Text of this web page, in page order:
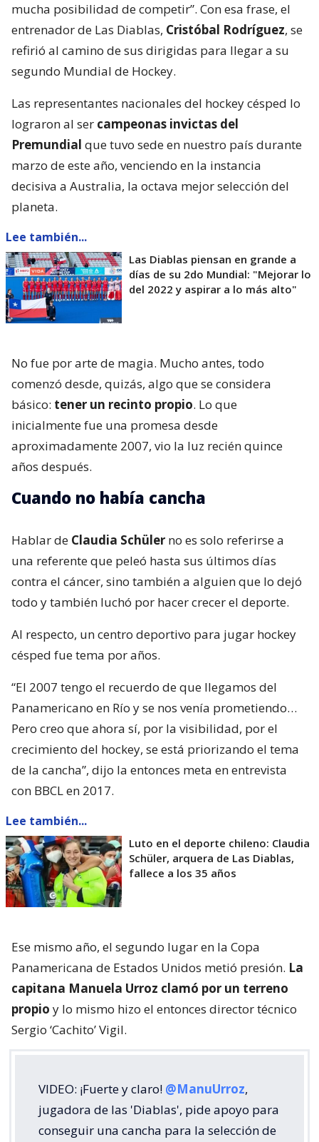
mucha posibilidad de competir”. Con esa frase, el
entrenador de Las Diablas, Cristóbal Rodríguez, se
refirió al camino de sus dirigidas para llegar a su
segundo Mundial de Hockey.
Las representantes nacionales del hockey césped lo
lograron al ser campeonas invictas del
Premundial que tuvo sede en nuestro país durante
marzo de este año, venciendo en la instancia
decisiva a Australia, la octava mejor selección del
planeta.
Lee también...
Las Diablas piensan en grande a
días de su 2do Mundial: "Mejorar lo
del 2022 y aspirar a lo más alto"
No fue por arte de magia. Mucho antes, todo
comenzó desde, quizás, algo que se considera
básico: tener un recinto propio. Lo que
inicialmente fue una promesa desde
aproximadamente 2007, vio la luz recién quince
años después.
Cuando no había cancha
Hablar de Claudia Schüler no es solo referirse a
una referente que peleó hasta sus últimos días
contra el cáncer, sino también a alguien que lo dejó
todo y también luchó por hacer crecer el deporte.
Al respecto, un centro deportivo para jugar hockey
césped fue tema por años.
“El 2007 tengo el recuerdo de que llegamos del
Panamericano en Río y se nos venía prometiendo…
Pero creo que ahora sí, por la visibilidad, por el
crecimiento del hockey, se está priorizando el tema
de la cancha”, dijo la entonces meta en entrevista
con BBCL en 2017.
Lee también...
Luto en el deporte chileno: Claudia
Schüler, arquera de Las Diablas,
fallece a los 35 años
Ese mismo año, el segundo lugar en la Copa
Panamericana de Estados Unidos metió presión. La
capitana Manuela Urroz clamó por un terreno
propio y lo mismo hizo el entonces director técnico
Sergio ‘Cachito’ Vigil.
VIDEO: ¡Fuerte y claro! @ManuUrroz,
jugadora de las 'Diablas', pide apoyo para
conseguir una cancha para la selección de